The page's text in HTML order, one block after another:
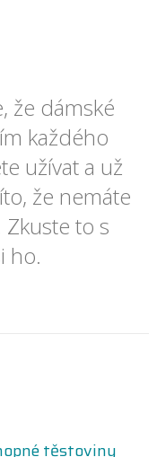
že dámské
každého
užívat a už
že nemáte
to s
ho.
těstoviny